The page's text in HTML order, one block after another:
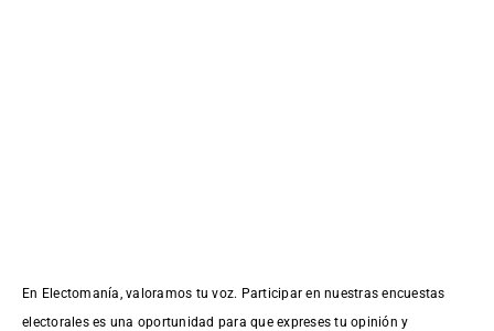
En Electomanía, valoramos tu voz. Participar en nuestras encuestas
electorales es una oportunidad para que expreses tu opinión y